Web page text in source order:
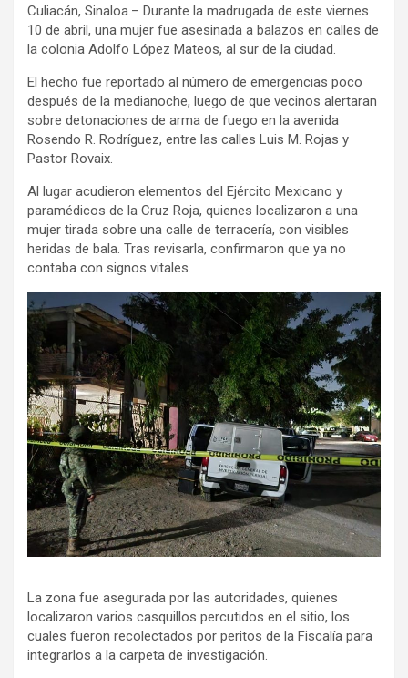
Culiacán, Sinaloa.– Durante la madrugada de este viernes
10 de abril, una mujer fue asesinada a balazos en calles de
la colonia Adolfo López Mateos, al sur de la ciudad.
El hecho fue reportado al número de emergencias poco
después de la medianoche, luego de que vecinos alertaran
sobre detonaciones de arma de fuego en la avenida
Rosendo R. Rodríguez, entre las calles Luis M. Rojas y
Pastor Rovaix.
Al lugar acudieron elementos del Ejército Mexicano y
paramédicos de la Cruz Roja, quienes localizaron a una
mujer tirada sobre una calle de terracería, con visibles
heridas de bala. Tras revisarla, confirmaron que ya no
contaba con signos vitales.
La zona fue asegurada por las autoridades, quienes
localizaron varios casquillos percutidos en el sitio, los
cuales fueron recolectados por peritos de la Fiscalía para
integrarlos a la carpeta de investigación.